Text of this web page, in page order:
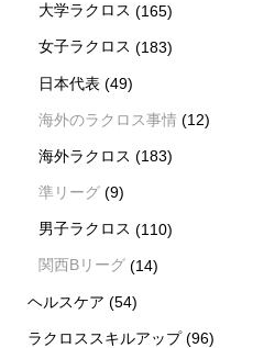
大学ラクロス (165)
女子ラクロス (183)
日本代表 (49)
海外のラクロス事情 (12)
海外ラクロス (183)
準リーグ (9)
男子ラクロス (110)
関西Bリーグ (14)
ヘルスケア (54)
ラクロススキルアップ(96)